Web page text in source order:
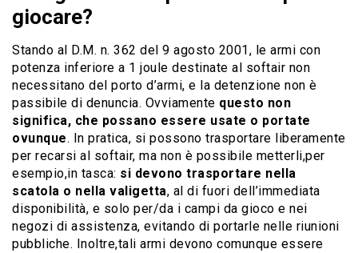
giocare?
Stando al D.M. n. 362 del 9 agosto 2001, le armi con
potenza inferiore a 1 joule destinate al softair non
necessitano del porto d’armi, e la detenzione non è
passibile di denuncia. Ovviamente questo non
significa, che possano essere usate o portate
ovunque. In pratica, si possono trasportare liberamente
per recarsi al softair, ma non è possibile metterli,per
esempio,in tasca: si devono trasportare nella
scatola o nella valigetta, al di fuori dell’immediata
disponibilità, e solo per/da i campi da gioco e nei
negozi di assistenza, evitando di portarle nelle riunioni
pubbliche. Inoltre,tali armi devono comunque essere